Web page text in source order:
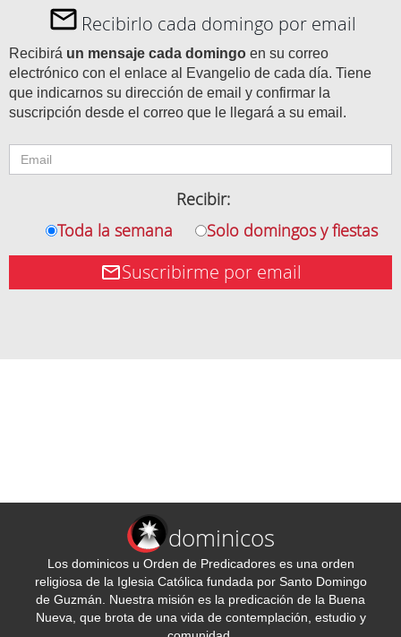
Recibirlo cada domingo por email
Recibirá un mensaje cada domingo en su correo
electrónico con el enlace al Evangelio de cada día. Tiene
que indicarnos su dirección de email y confirmar la
suscripción desde el correo que le llegará a su email.
Recibir:
Toda la semana
Solo domingos y fiestas
Suscribirme por email
dominicos
Los dominicos u Orden de Predicadores es una orden
religiosa de la Iglesia Católica fundada por Santo Domingo
de Guzmán. Nuestra misión es la predicación de la Buena
Nueva, que brota de una vida de contemplación, estudio y